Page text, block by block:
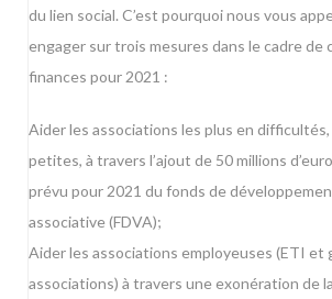
du lien social. C’est pourquoi nous vous
engager sur trois mesures dans le cadre de
finances pour 2021 :
Aider les associations les plus en
petites, à travers l’ajout de 50 millions
prévu pour 2021 du fonds de
associative (FDVA);
Aider les associations employeuses (ETI et
associations) à travers une exonération de